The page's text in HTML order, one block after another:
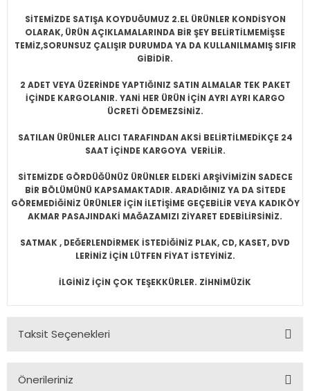
SİTEMİZDE SATIŞA KOYDUĞUMUZ 2.EL ÜRÜNLER KONDİSYON
OLARAK, ÜRÜN AÇIKLAMALARINDA BİR ŞEY BELİRTİLMEMİŞSE
TEMİZ,SORUNSUZ ÇALIŞIR DURUMDA YA DA KULLANILMAMIŞ SIFIR
GİBİDİR.
2 ADET VEYA ÜZERİNDE YAPTIĞINIZ SATIN ALMALAR TEK PAKET
İÇİNDE KARGOLANIR. YANİ HER ÜRÜN İÇİN AYRI AYRI KARGO
ÜCRETİ ÖDEMEZSİNİZ.
SATILAN ÜRÜNLER ALICI TARAFINDAN AKSİ BELİRTİLMEDİKÇE 24
SAAT İÇİNDE KARGOYA VERİLİR.
SİTEMİZDE GÖRDÜĞÜNÜZ ÜRÜNLER ELDEKİ ARŞİVİMİZİN SADECE
BİR BÖLÜMÜNÜ KAPSAMAKTADIR. ARADIĞINIZ YA DA SİTEDE
GÖREMEDİĞİNİZ ÜRÜNLER İÇİN İLETİŞİME GEÇEBİLİR VEYA KADIKÖY
AKMAR PASAJINDAKİ MAĞAZAMIZI ZİYARET EDEBİLİRSİNİZ.
SATMAK , DEĞERLENDİRMEK İSTEDİĞİNİZ PLAK, CD, KASET, DVD
LERİNİZ İÇİN LÜTFEN FİYAT İSTEYİNİZ.
İLGİNİZ İÇİN ÇOK TEŞEKKÜRLER. ZİHNİMÜZİK
Taksit Seçenekleri
Önerileriniz